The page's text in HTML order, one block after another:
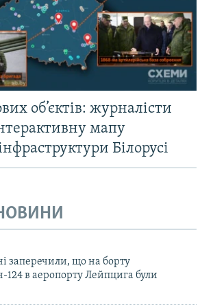
об’єктів: журналісти
мапу
Білорусі
заперечили, що на борту
124 в аеропорту Лейпцига були